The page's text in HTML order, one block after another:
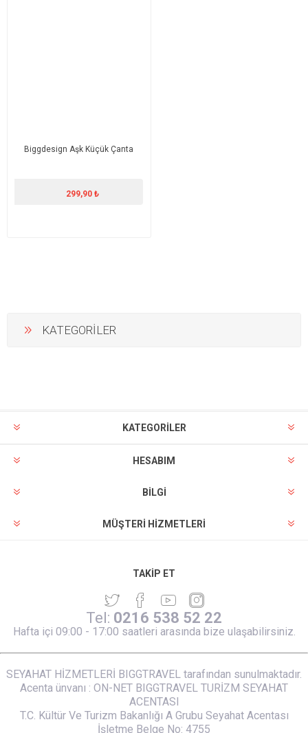
Biggdesign Aşk Küçük Çanta
299,90 ₺
KATEGORİLER
KATEGORİLER
HESABIM
BILGI
MÜŞTERI HIZMETLERI
TAKIP ET
Tel: 0216 538 52 22
Hafta içi 09:00 - 17:00 saatleri arasında bize ulaşabilirsiniz.
SEYAHAT HİZMETLERİ BIGGTRAVEL tarafından sunulmaktadır.
Acenta ünvanı : ON-NET BIGGTRAVEL TURİZM SEYAHAT
ACENTASI
T.C. Kültür Ve Turizm Bakanlığı A Grubu Seyahat Acentası
İşletme Belge No: 4755